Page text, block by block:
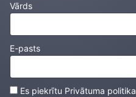
Vārds
E-pasts
Es piekrītu Privātuma politika